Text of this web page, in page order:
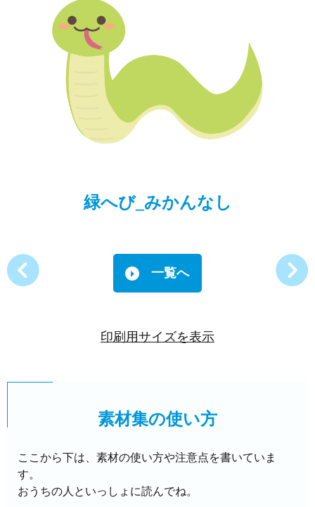
緑へび_みかんなし
一覧へ
印刷用サイズを表示
素材集の使い方
ここから下は、素材の使い方や注意点を書いていま
す。
おうちの人といっしょに読んでね。